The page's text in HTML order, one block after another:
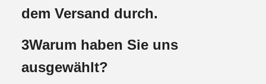
dem Versand durch.
3Warum haben Sie uns
ausgewählt?